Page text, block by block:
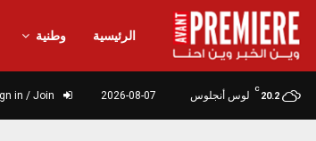
الرئيسية وطنية
20.2
C
لوس أنجلوس 2026-08-07